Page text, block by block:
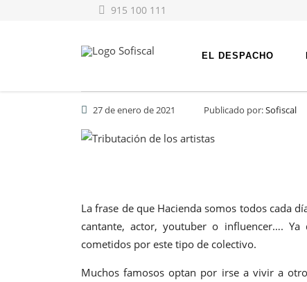
915 100 111
EL DESPACHO
27 de enero de 2021 Publicado por:Sofiscal
La frase de que Hacienda somos todos cada
cantante, actor, youtuber o influencer….
cometidos por este tipo de colectivo.
Muchos famosos optan por irse a vivir a